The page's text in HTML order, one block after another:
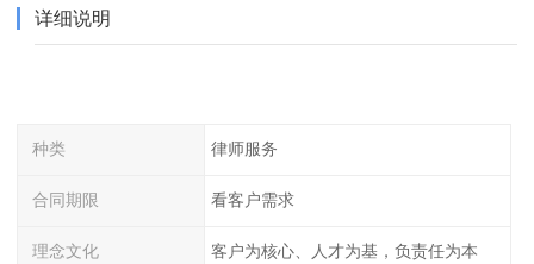
详细说明
种类 律师服务
合同期限 看客户需求
理念文化 客户为核心、人才为基，负责任为本